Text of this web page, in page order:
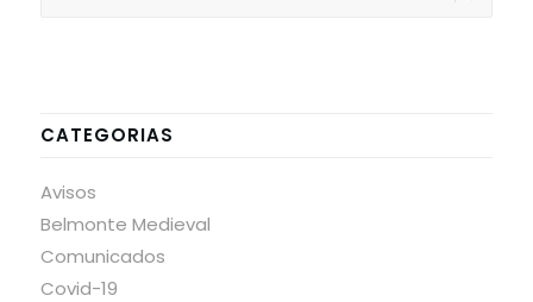
CATEGORIAS
Avisos
Belmonte Medieval
Comunicados
Covid-19